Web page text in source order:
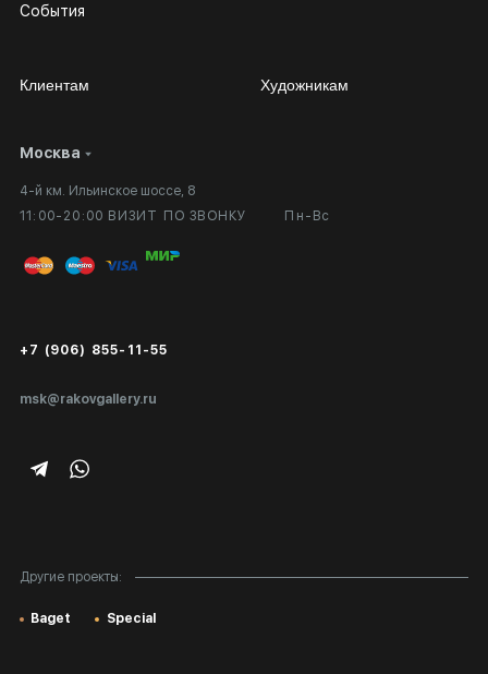
Москва
4-й км. Ильинское шоссе, 8
11:00-20:00 ВИЗИТ ПО ЗВОНКУ
Пн-Вс
msk@rakovgallery.ru
+7 (906) 855-11-55
События
Другие проекты:
Baget Special
Клиентам
Личный кабинет
Вопросы и ответы
Публичная оферта
Экспертиза/Вывоз за границу
Подарочные сертификаты
Художникам
Сотрудничество
Выставка в галерее